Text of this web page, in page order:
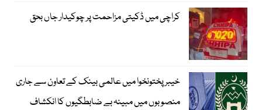
کراچی میں ڈکیتی مزاحمت پر چوکیدار جاں بحق
خیبرپختونخوا میں عالمی بینک کے تعاون سے جاری
منصوبوں میں مبینہ بے ضابطگیوں کا انکشاف